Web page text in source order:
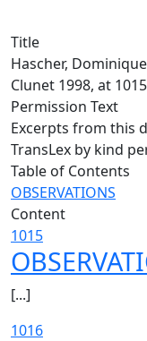
Title
Hascher,
Clunet 1998, at
Permission Text
Excerpts from this
TransLex by kind
Table of Contents
OBSERVATIONS
Content
1015
[...]
1016